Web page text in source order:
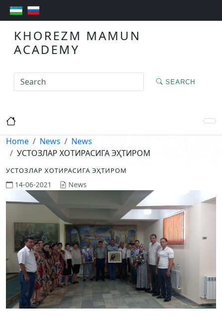
KHOREZM MAMUN
ACADEMY
SEARCH
Home News
News
УСТОЗЛАР ХОТИРАСИГА ЭҲТИРОМ
УСТОЗЛАР ХОТИРАСИГА ЭҲТИРОМ
14-06-2021 News